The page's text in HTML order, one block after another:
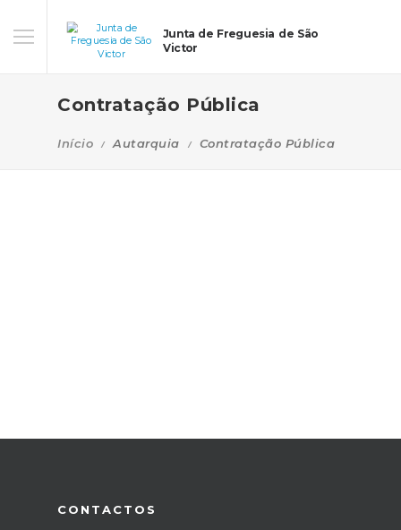
Junta de Freguesia de São
Victor
Contratação Pública
Início Autarquia Contratação Pública
CONTACTOS